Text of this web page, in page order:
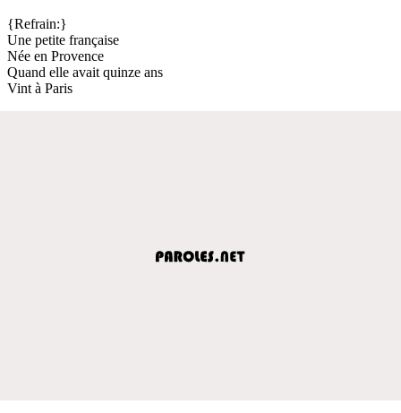
{Refrain:}
Une petite française
Née en Provence
Quand elle avait quinze ans
Vint à Paris